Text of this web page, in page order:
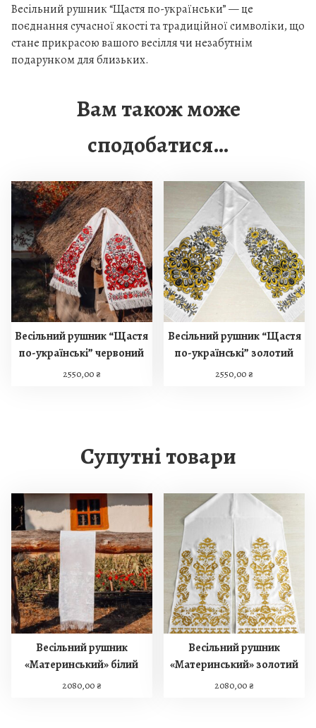
с
ь
к
і
к
л
ь
к
т
ь
Весільний рушник “Щастя по-українськи” — це
поєднання сучасної якості та традиційної символіки, що
стане прикрасою вашого весілля чи незабутнім
подарунком для близьких.
Вам також може
сподобатися…
Весільний рушник “Щастя
по-українські” червоний
2550,00₴
Весільний рушник “Щастя
по-українські” золотий
2550,00₴
Супутні товари
Весільний рушник
«Материнський» білий
2080,00₴
Весільний рушник
«Материнський» золотий
2080,00₴